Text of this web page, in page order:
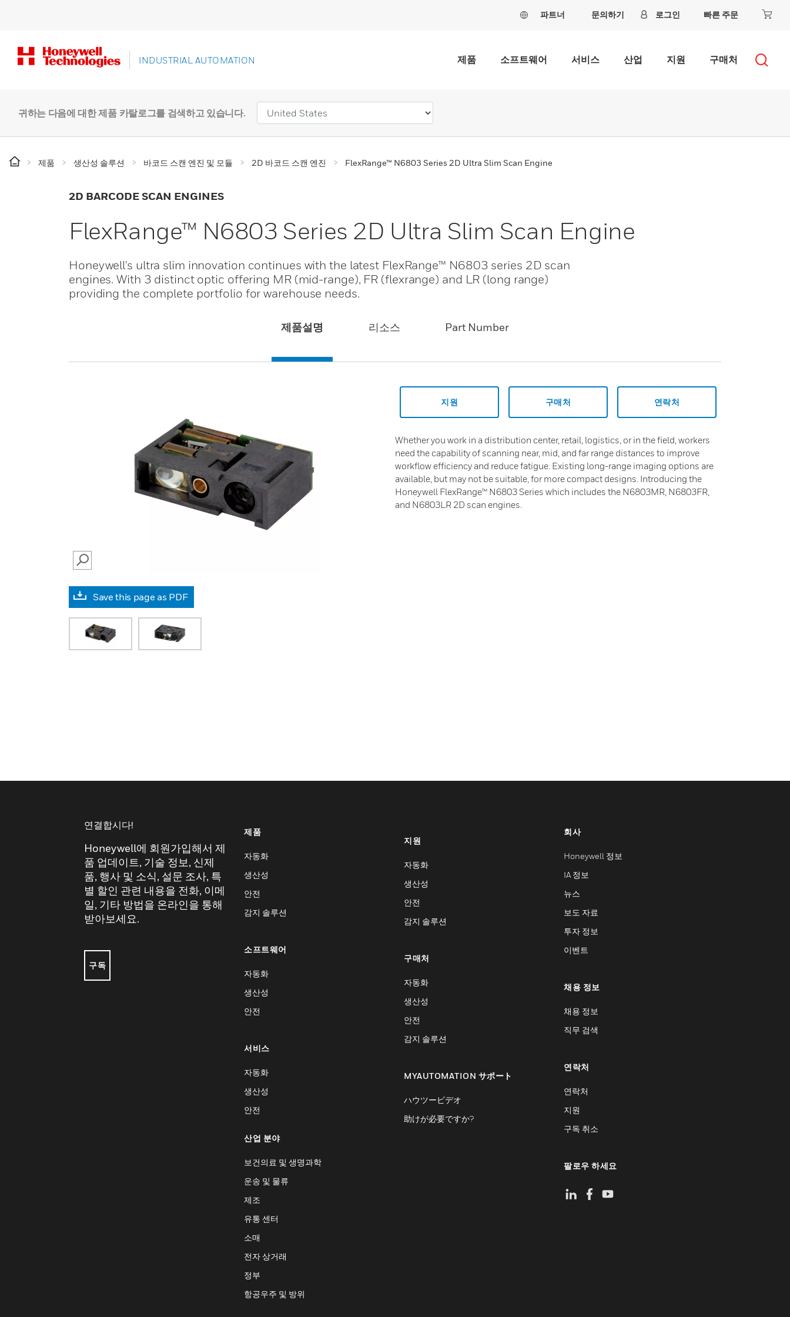
파트너 문의하기 로그인 빠른 주문
INDUSTRIAL AUTOMATION 제품 소프트웨어 서비스 산업 지원 구매처
귀하는 다음에 대한 제품 카탈로그를 검색하고 있습니다.
제품 생산성 솔루션 바코드 스캔 엔진 및 모듈 2D 바코드 스캔 엔진 FlexRange™ N6803 Series 2D Ultra Slim Scan Engine
2D BARCODE SCAN ENGINES
FlexRange™ N6803 Series 2D Ultra Slim Scan Engine
Honeywell's ultra slim innovation continues with the latest FlexRange™ N6803 series 2D scan
engines. With 3 distinct optic offering MR (mid-range), FR (flexrange) and LR (long range)
providing the complete portfolio for warehouse needs.
제품설명 리소스 Part Number
SEARCH
Save this page as PDF
지원 구매처 연락처
Whether you work in a distribution center, retail, logistics, or in the field, workers
need the capability of scanning near, mid, and far range distances to improve
workflow efficiency and reduce fatigue. Existing long-range imaging options are
available, but may not be suitable, for more compact designs. Introducing the
Honeywell FlexRange™ N6803 Series which includes the N6803MR, N6803FR,
and N6803LR 2D scan engines.
연결합시다!
Honeywell에 회원가입해서 제
품 업데이트, 기술 정보, 신제
품, 행사 및 소식, 설문 조사, 특
별 할인 관련 내용을 전화, 이메
일, 기타 방법을 온라인을 통해
받아보세요.
구독
제품
자동화
생산성
안전
감지 솔루션
소프트웨어
자동화
생산성
안전
서비스
자동화
생산성
안전
산업 분야
보건의료 및 생명과학
운송 및 물류
제조
유통 센터
소매
전자 상거래
정부
항공우주 및 방위
지원
자동화
생산성
안전
감지 솔루션
구매처
자동화
생산성
안전
감지 솔루션
MYAUTOMATION サポート
ハウツービデオ
助けが必要ですか?
회사
Honeywell 정보
IA 정보
뉴스
보도 자료
투자 정보
이벤트
채용 정보
채용 정보
직무 검색
연락처
연락처
지원
구독 취소
팔로우 하세요